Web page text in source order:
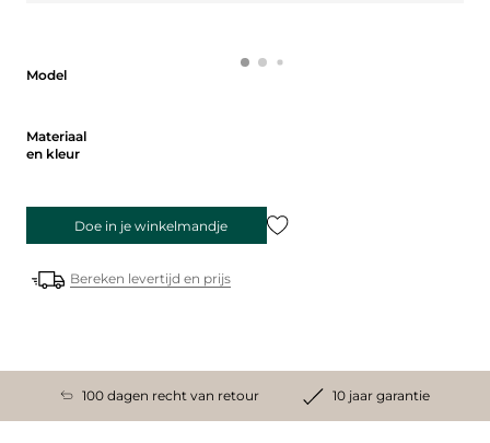
Model
Materiaal
en kleur
Doe in je winkelmandje
Bereken levertijd en prijs
100 dagen recht van retour 10 jaar garantie